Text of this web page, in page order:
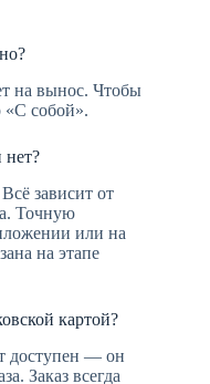
на вынос. Чтобы
«С собой».
нет?
зависит от
Точную
или на
на этапе
картой?
доступен — он
Заказ всегда